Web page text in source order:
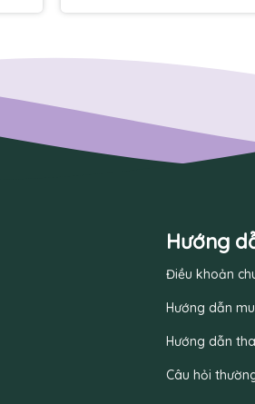
là:
tại
Hướng
Điều khoản
Hướng dẫn
Hướng dẫn
Câu hỏi